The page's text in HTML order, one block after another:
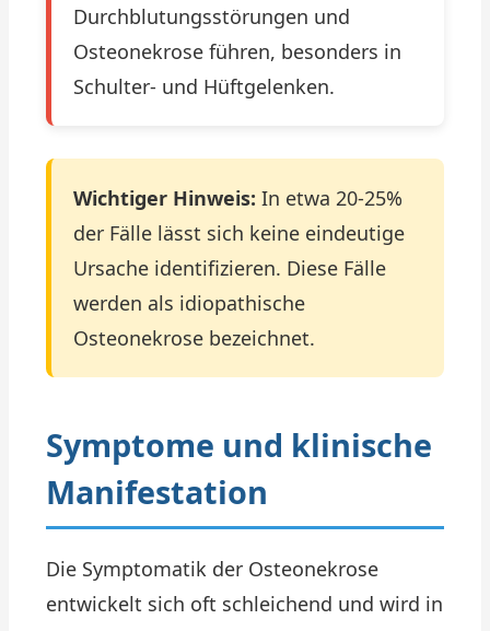
Durchblutungsstörungen und
Osteonekrose führen, besonders in
Schulter- und Hüftgelenken.
Wichtiger Hinweis: In etwa 20-25%
der Fälle lässt sich keine eindeutige
Ursache identifizieren. Diese Fälle
werden als idiopathische
Osteonekrose bezeichnet.
Symptome und klinische
Manifestation
Die Symptomatik der Osteonekrose
entwickelt sich oft schleichend und wird in